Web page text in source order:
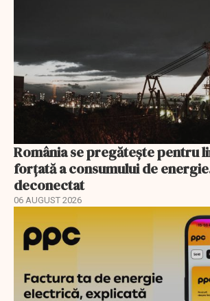
România se pregătește pentru
forțată a consumului de
deconectat
06 AUGUST 2026